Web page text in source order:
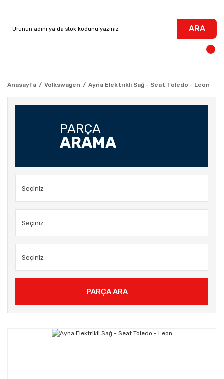
ARA
Anasayfa Volkswagen Ayna Elektrikli Sağ - Seat Toledo - Leon
PARÇA
ARAMA
PARÇA ARA